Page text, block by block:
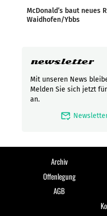
McDonald’s baut neues
Waidhofen/Ybbs
newsletter
Mit unseren News
Melden Sie sich jetzt
an.
mark_email_read
Archiv
Offenlegung
AGB